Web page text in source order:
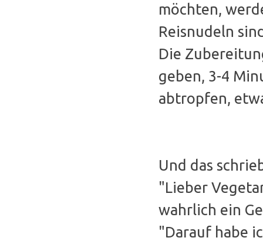
möchten,
Reisnudeln
Die
geben, 3-4
abtropfen,
Und das
"Lieber
wahrlich ein
"Darauf habe